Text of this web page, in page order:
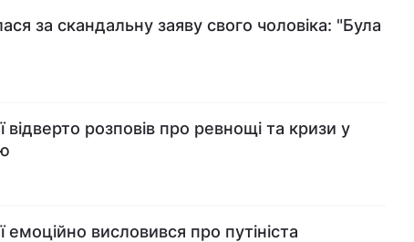
за скандальну заяву свого чоловіка: "Була
відверто розповів про ревнощі та кризи у
емоційно висловився про путініста